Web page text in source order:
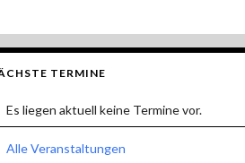
TERMINE
Es liegen aktuell keine Termine vor.
Alle Veranstaltungen